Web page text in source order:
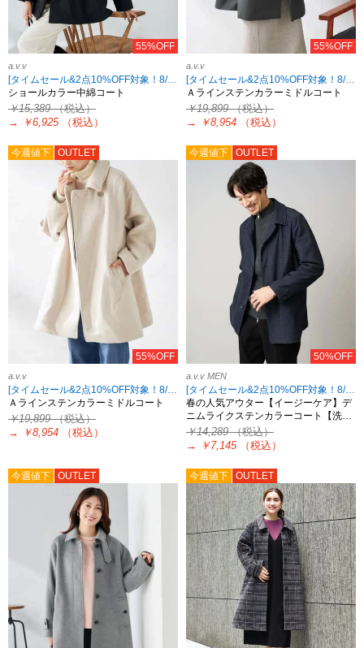
55%OFF
a.v.v
[タイムセール&2点10%OFF対象！8/17 8:59まで]
ショールカラー中綿コート
￥15,389（税込）
→
￥6,925 （税込）
55%OFF
a.v.v
[タイムセール&2点10%OFF対象！8/17 8:59まで]
Ａラインステンカラーミドルコート
￥19,899（税込）
→
￥8,954 （税込）
今週値下 OUTLET
55%OFF
a.v.v
[タイムセール&2点10%OFF対象！8/17 8:59まで]
Ａラインステンカラーミドルコート
￥19,899（税込）
→
￥8,954 （税込）
今週値下 OUTLET
50%OFF
a.v.v MEN
[タイムセール&2点10%OFF対象！8/17 8:59まで]
春の人気アウター【イージーケア】デ
ニムライクステンカラーコート【洗…
￥14,289（税込）
→
￥7,145 （税込）
今週値下 OUTLET 今週値下 OUTLET